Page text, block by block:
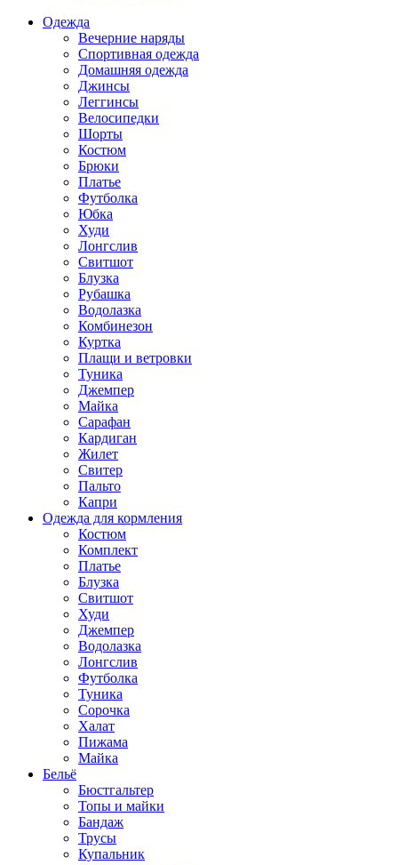
Одежда
Вечерние наряды
Спортивная одежда
Домашняя одежда
Джинсы
Леггинсы
Велосипедки
Шорты
Костюм
Брюки
Платье
Футболка
Юбка
Худи
Лонгслив
Свитшот
Блузка
Рубашка
Водолазка
Комбинезон
Куртка
Плащи и ветровки
Туника
Джемпер
Майка
Сарафан
Кардиган
Жилет
Свитер
Пальто
Капри
Одежда для кормления
Костюм
Комплект
Платье
Блузка
Свитшот
Худи
Джемпер
Водолазка
Лонгслив
Футболка
Туника
Сорочка
Халат
Пижама
Майка
Бельё
Бюстгальтер
Топы и майки
Бандаж
Трусы
Купальник